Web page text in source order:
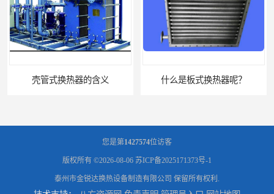
什么是板式换热器呢？
您是第1427574位访客
版权所有 ©2026-08-06 苏ICP备2025171373号-1
泰州市金锐达换热设备制造有限公司 保留所有权利.